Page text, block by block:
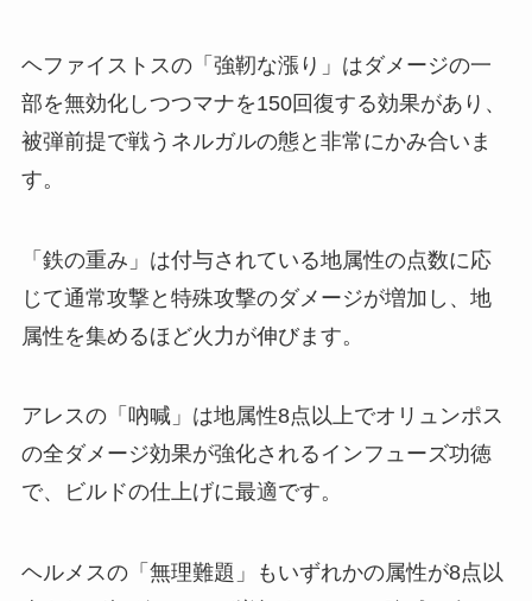
ヘファイストスの「強靭な漲り」はダメージの一
部を無効化しつつマナを150回復する効果があり、
被弾前提で戦うネルガルの態と非常にかみ合いま
す。
「鉄の重み」は付与されている地属性の点数に応
じて通常攻撃と特殊攻撃のダメージが増加し、地
属性を集めるほど火力が伸びます。
アレスの「吶喊」は地属性8点以上でオリュンポス
の全ダメージ効果が強化されるインフューズ功徳
で、ビルドの仕上げに最適です。
ヘルメスの「無理難題」もいずれかの属性が8点以